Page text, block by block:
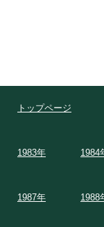
トップページ
1983年 1984
1987年 1988